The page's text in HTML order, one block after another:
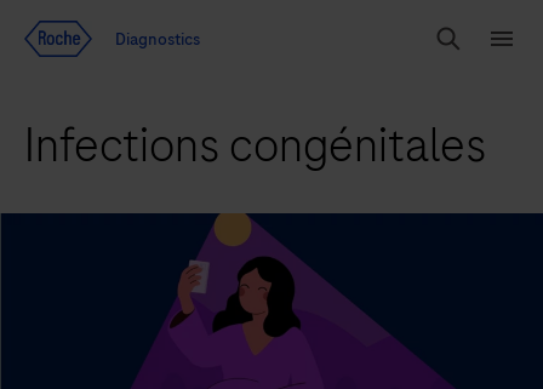
Diagnostics
Chercher
Infections congénitales